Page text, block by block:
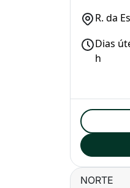
R. da
Dias
h
NORTE